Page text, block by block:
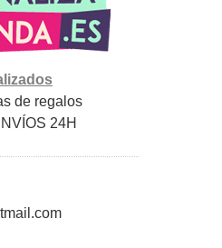
de regalos
24H